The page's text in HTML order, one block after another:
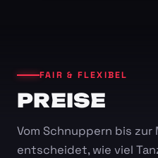
FAIR & FLEXIBEL
PREISE
Vom Schnuppern bis
entscheidet, wie viel